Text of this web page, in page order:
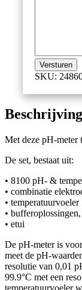
Versturen
SKU:
Beschrijving
Met deze pH-meter
De set, bestaat uit:
• 8100 pH- &
• combinatie
• temperatuurvoeler
•
• etui
De pH-meter is
meet de pH-
resolutie van 0,01
99.9°C met een